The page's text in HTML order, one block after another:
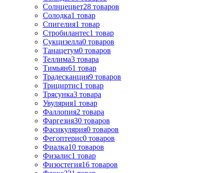
Солнцецвет28 товаров
Солодка1 товар
Спигелия1 товар
Стробилантес1 товар
Сукцизелла0 товаров
Танацетум0 товаров
Теллима3 товара
Тимьян61 товар
Традесканция9 товаров
Трициртис1 товар
Трясунка3 товара
Увулярия1 товар
Фаллопия2 товара
Фаргезия30 товаров
Фасикулярия0 товаров
Фегоптерис0 товаров
Фиалка10 товаров
Физалис1 товар
Физостегия16 товаров